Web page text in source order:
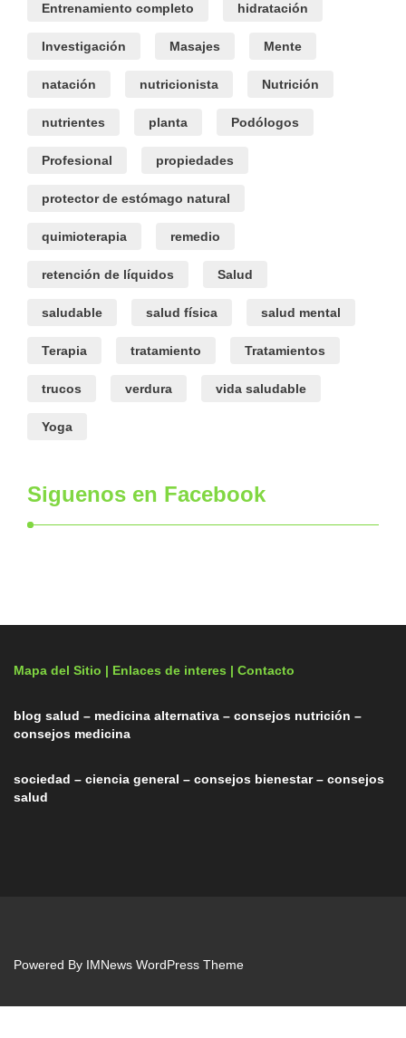
Entrenamiento completo hidratación
Investigación Masajes Mente
natación nutricionista Nutrición
nutrientes planta Podólogos
Profesional propiedades
protector de estómago natural
quimioterapia remedio
retención de líquidos Salud
saludable salud física salud mental
Terapia tratamiento Tratamientos
trucos verdura vida saludable
Yoga
Siguenos en Facebook
Mapa del Sitio | Enlaces de interes | Contacto
blog salud – medicina alternativa – consejos nutrición –
consejos medicina
sociedad – ciencia general – consejos bienestar – consejos
salud
Powered By IMNews WordPress Theme